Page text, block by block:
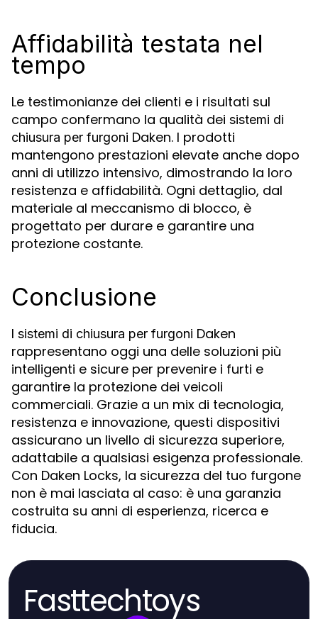
Affidabilità testata nel
tempo
Le testimonianze dei clienti e i risultati sul
campo confermano la qualità dei sistemi di
chiusura per furgoni Daken. I prodotti
mantengono prestazioni elevate anche dopo
anni di utilizzo intensivo, dimostrando la loro
resistenza e affidabilità. Ogni dettaglio, dal
materiale al meccanismo di blocco, è
progettato per durare e garantire una
protezione costante.
Conclusione
I sistemi di chiusura per furgoni Daken
rappresentano oggi una delle soluzioni più
intelligenti e sicure per prevenire i furti e
garantire la protezione dei veicoli
commerciali. Grazie a un mix di tecnologia,
resistenza e innovazione, questi dispositivi
assicurano un livello di sicurezza superiore,
adattabile a qualsiasi esigenza professionale.
Con Daken Locks, la sicurezza del tuo furgone
non è mai lasciata al caso: è una garanzia
costruita su anni di esperienza, ricerca e
fiducia.
Fasttechtoys